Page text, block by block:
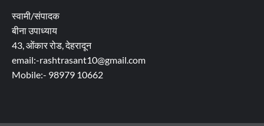
स्वामी/संपादक
बीना उपाध्याय
43, ओंकार रोड, देहरादून
email:-rashtrasant10@gmail.com
Mobile:- 98979 10662